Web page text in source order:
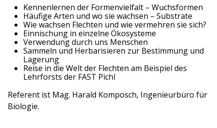
Kennenlernen der Formenvielfalt – Wuchsformen
Häufige Arten und wo sie wachsen – Substrate
Wie wachsen Flechten und wie vermehren sie sich?
Einnischung in einzelne Ökosysteme
Verwendung durch uns Menschen
Sammeln und Herbarisieren zur Bestimmung und
Lagerung
Reise in die Welt der Flechten am Beispiel des
Lehrforsts der FAST Pichl
Referent ist Mag. Harald Komposch, Ingenieurbüro für
Biologie.